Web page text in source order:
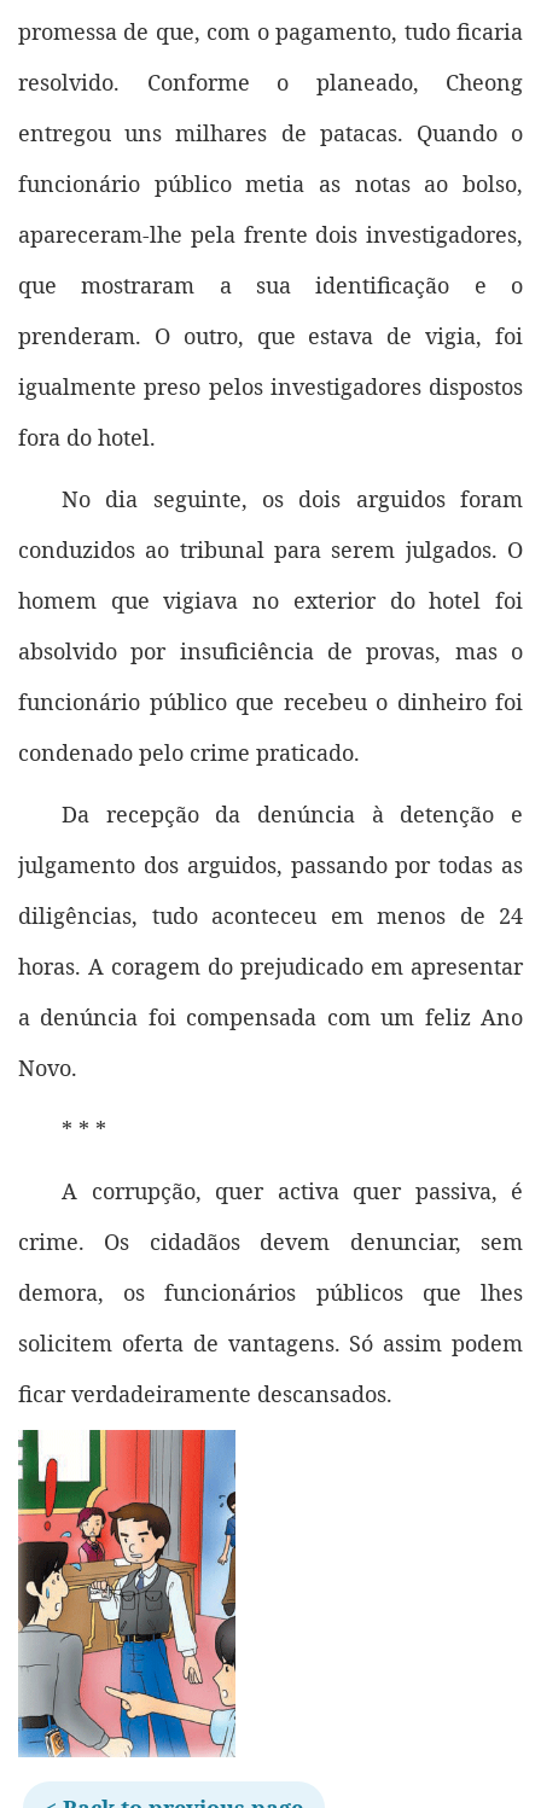
promessa de que, com o pagamento, tudo ficaria
resolvido. Conforme o planeado, Cheong
entregou uns milhares de patacas. Quando o
funcionário público metia as notas ao bolso,
apareceram-lhe pela frente dois investigadores,
que mostraram a sua identificação e o
prenderam. O outro, que estava de vigia, foi
igualmente preso pelos investigadores dispostos
fora do hotel.
No dia seguinte, os dois arguidos foram
conduzidos ao tribunal para serem julgados. O
homem que vigiava no exterior do hotel foi
absolvido por insuficiência de provas, mas o
funcionário público que recebeu o dinheiro foi
condenado pelo crime praticado.
Da recepção da denúncia à detenção e
julgamento dos arguidos, passando por todas as
diligências, tudo aconteceu em menos de 24
horas. A coragem do prejudicado em apresentar
a denúncia foi compensada com um feliz Ano
Novo.
* * *
A corrupção, quer activa quer passiva, é
crime. Os cidadãos devem denunciar, sem
demora, os funcionários públicos que lhes
solicitem oferta de vantagens. Só assim podem
ficar verdadeiramente descansados.